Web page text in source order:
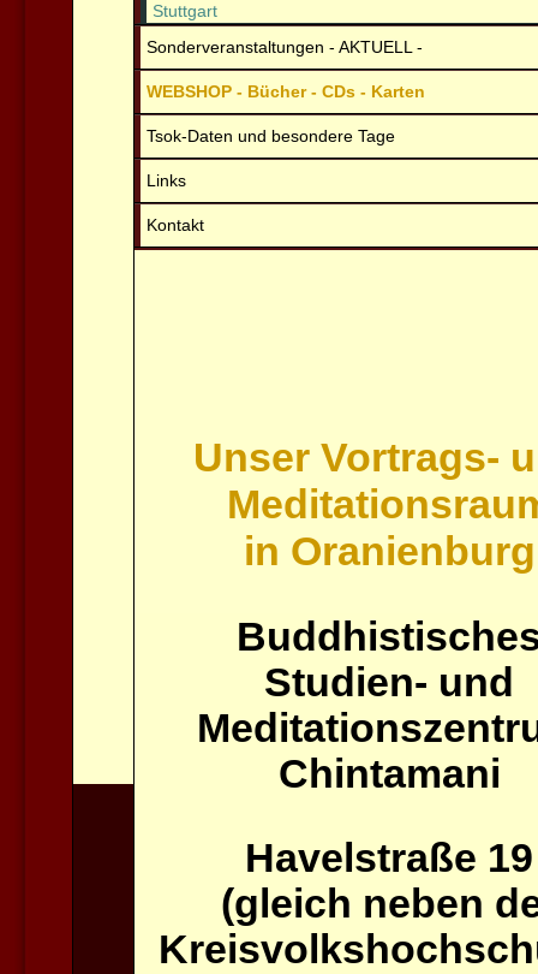
Stuttgart
Sonderveranstaltungen - AKTUELL -
WEBSHOP - Bücher - CDs - Karten
Tsok-Daten und besondere Tage
Links
Kontakt
Unser Vortrags-
in Oranienburg
Studien- und
Chintamani
Havelstraße 19
(gleich neben